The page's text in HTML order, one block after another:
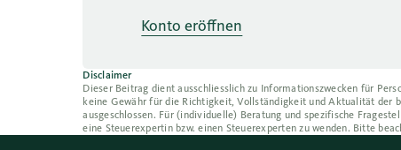
Konto eröffnen
Disclaimer
Dieser Beitrag dient ausschliesslich zu Informationszwecken für
keine Gewähr für die Richtigkeit, Vollständigkeit und Aktualität der
ausgeschlossen. Für (individuelle) Beratung und spezifische
eine Steuerexpertin bzw. einen Steuerexperten zu wenden. Bitte